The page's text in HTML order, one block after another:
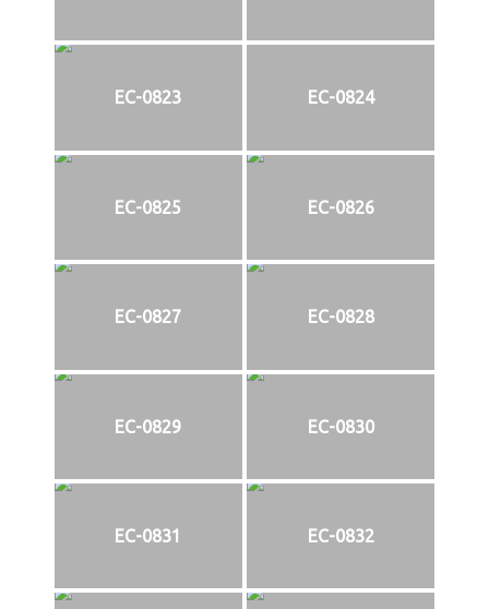
EC-0823 EC-0824
EC-0825 EC-0826
EC-0827 EC-0828
EC-0829 EC-0830
EC-0831 EC-0832